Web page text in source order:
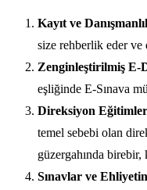
Kayıt ve
size rehberlik eder ve
Zenginleştirilmiş E-
eşliğinde E-Sınava
Direksiyon
temel sebebi olan
güzergahında birebir,
Sınavlar ve